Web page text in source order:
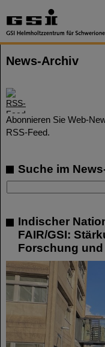
News-Archiv
Abonnieren Sie Web-
RSS-Feed.
Suche im
Indischer
FAIR/GSI:
Forschung